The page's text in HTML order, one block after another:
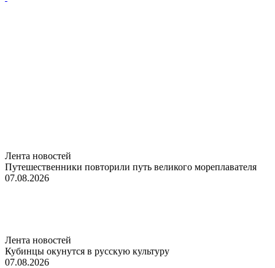
Лента новостей
Путешественники повторили путь великого мореплавателя
07.08.2026
Лента новостей
Кубинцы окунутся в русскую культуру
07.08.2026